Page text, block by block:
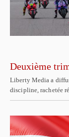
Deuxième
Liberty Media a
discipline, rachetée